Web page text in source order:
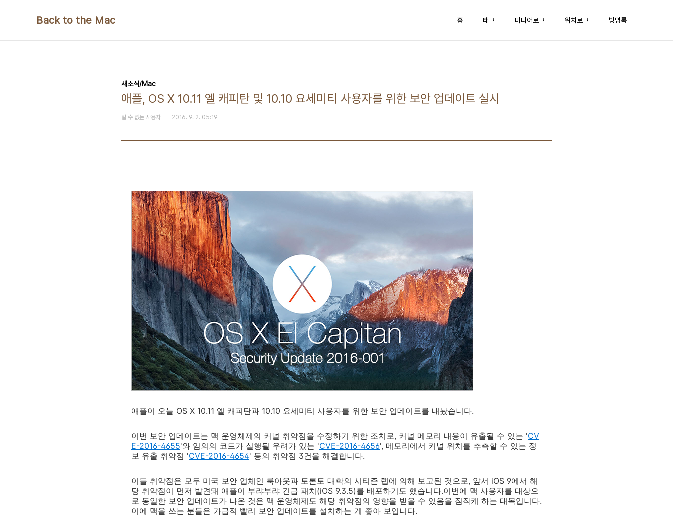
Back to the Mac 홈 태그 미디어로그 위치로그 방명록
새소식/Mac
애플, OS X 10.11 엘 캐피탄 및 10.10 요세미티 사용자를 위한 보안 업데이트 실시
알 수 없는 사용자 2016. 9. 2. 05:19
애플이 오늘 OS X 10.11 엘 캐피탄과 10.10 요세미티 사용자를 위한 보안 업데이트를 내놨습니다.
이번 보안 업데이트는 맥 운영체제의 커널 취약점을 수정하기 위한 조치로, 커널 메모리 내용이 유출될 수 있는 'CV
E-2016-4655'와 임의의 코드가 실행될 우려가 있는 'CVE-2016-4656', 메모리에서 커널 위치를 추측할 수 있는 정
보 유출 취약점 'CVE-2016-4654' 등의 취약점 3건을 해결합니다.
이들 취약점은 모두 미국 보안 업체인 룩아웃과 토론토 대학의 시티즌 랩에 의해 보고된 것으로, 앞서 iOS 9에서 해
당 취약점이 먼저 발견돼 애플이 부랴부랴 긴급 패치(iOS 9.3.5)를 배포하기도 했습니다.이번에 맥 사용자를 대상으
로 동일한 보안 업데이트가 나온 것은 맥 운영체제도 해당 취약점의 영향을 받을 수 있음을 짐작케 하는 대목입니다.
이에 맥을 쓰는 분들은 가급적 빨리 보안 업데이트를 설치하는 게 좋아 보입니다.